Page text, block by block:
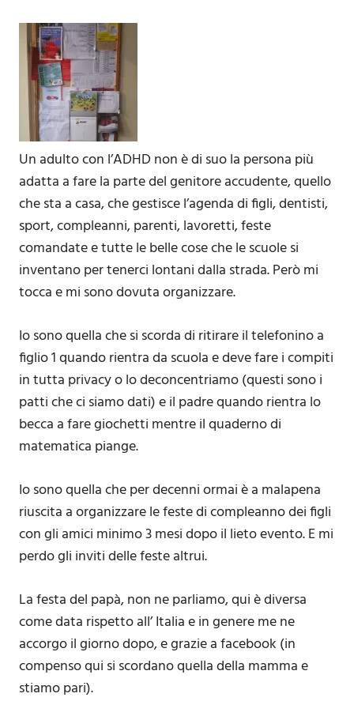
Un adulto con l’ADHD non è di suo la persona più
adatta a fare la parte del genitore accudente, quello
che sta a casa, che gestisce l’agenda di figli, dentisti,
sport, compleanni, parenti, lavoretti, feste
comandate e tutte le belle cose che le scuole si
inventano per tenerci lontani dalla strada. Però mi
tocca e mi sono dovuta organizzare.
Io sono quella che si scorda di ritirare il telefonino a
figlio 1 quando rientra da scuola e deve fare i compiti
in tutta privacy o lo deconcentriamo (questi sono i
patti che ci siamo dati) e il padre quando rientra lo
becca a fare giochetti mentre il quaderno di
matematica piange.
Io sono quella che per decenni ormai è a malapena
riuscita a organizzare le feste di compleanno dei figli
con gli amici minimo 3 mesi dopo il lieto evento. E mi
perdo gli inviti delle feste altrui.
La festa del papà, non ne parliamo, qui è diversa
come data rispetto all’ Italia e in genere me ne
accorgo il giorno dopo, e grazie a facebook (in
compenso qui si scordano quella della mamma e
stiamo pari).